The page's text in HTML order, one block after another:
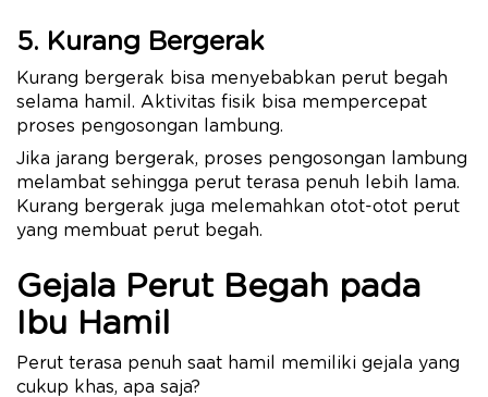
5. Kurang Bergerak
Kurang bergerak bisa menyebabkan perut begah
selama hamil. Aktivitas fisik bisa mempercepat
proses pengosongan lambung.
Jika jarang bergerak, proses pengosongan lambung
melambat sehingga perut terasa penuh lebih lama.
Kurang bergerak juga melemahkan otot-otot perut
yang membuat perut begah.
Gejala Perut Begah pada
Ibu Hamil
Perut terasa penuh saat hamil memiliki gejala yang
cukup khas, apa saja?